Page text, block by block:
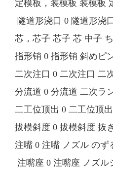
定模板，装模板 装模板
隧道形浇口 0 隧道形浇
芯，芯子 芯子 芯 中子
指形销 0 指形销 斜めピ
二次注口 0 二次注口 二
分流道 0 分流道 二次ラ
二工位顶出 0 二工位顶
拔模斜度 0 拔模斜度 抜
注嘴 0 注嘴 ノズル のず
注嘴座 0 注嘴座 ノズ